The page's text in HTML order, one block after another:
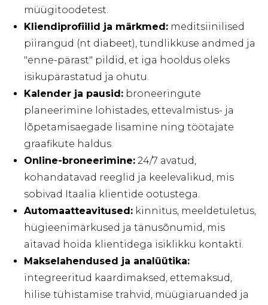
müügitoodetest.
Kliendiprofiilid ja märkmed: meditsiinilised
piirangud (nt diabeet), tundlikkuse andmed ja
"enne-pärast" pildid, et iga hooldus oleks
isikupärastatud ja ohutu.
Kalender ja pausid: broneeringute
planeerimine lohistades, ettevalmistus- ja
lõpetamisaegade lisamine ning töötajate
graafikute haldus.
Online-broneerimine: 24/7 avatud,
kohandatavad reeglid ja keelevalikud, mis
sobivad Itaalia klientide ootustega.
Automaatteavitused: kinnitus, meeldetuletus,
hügieenimärkused ja tänusõnumid, mis
aitavad hoida klientidega isiklikku kontakti.
Makselahendused ja analüütika:
integreeritud kaardimaksed, ettemaksud,
hilise tühistamise trahvid, müügiaruanded ja